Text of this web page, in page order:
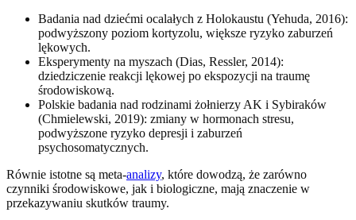
Badania nad dziećmi ocalałych z Holokaustu (Yehuda, 2016):
podwyższony poziom kortyzolu, większe ryzyko zaburzeń
lękowych.
Eksperymenty na myszach (Dias, Ressler, 2014):
dziedziczenie reakcji lękowej po ekspozycji na traumę
środowiskową.
Polskie badania nad rodzinami żołnierzy AK i Sybiraków
(Chmielewski, 2019): zmiany w hormonach stresu,
podwyższone ryzyko depresji i zaburzeń
psychosomatycznych.
Równie istotne są meta-analizy, które dowodzą, że zarówno
czynniki środowiskowe, jak i biologiczne, mają znaczenie w
przekazywaniu skutków traumy.